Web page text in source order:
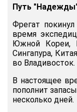
Путь
Фрегат
время
Южной Кореи,
Сингапура,
во Владивосток.
В настоящее
пополнит
несколько дней.